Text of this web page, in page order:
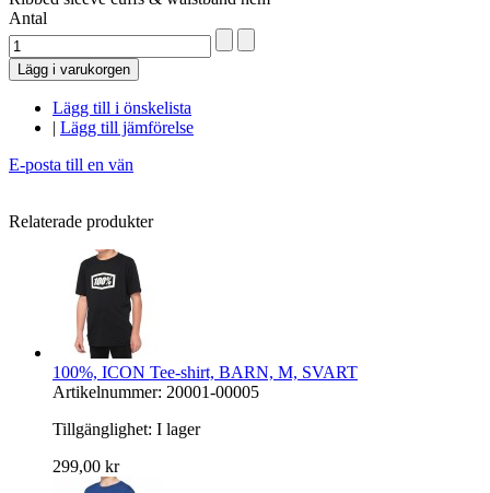
Antal
Lägg i varukorgen
Lägg till i önskelista
| Lägg till jämförelse
E-posta till en vän
Relaterade produkter
100%, ICON Tee-shirt, BARN, M, SVART
Artikelnummer: 20001-00005
Tillgänglighet: I lager
299,00 kr